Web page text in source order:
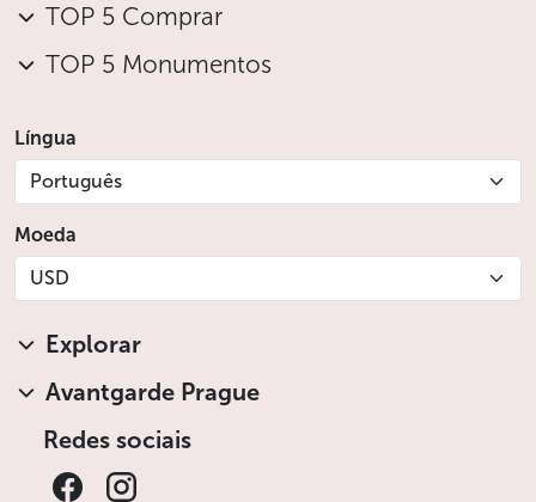
TOP 5 Comprar
TOP 5 Monumentos
Língua
Português
Moeda
USD
Explorar
Avantgarde Prague
Redes sociais